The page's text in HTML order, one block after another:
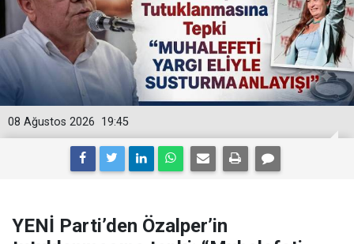
19:45
08 Ağustos 2026
YENİ Parti’den Özalper’in